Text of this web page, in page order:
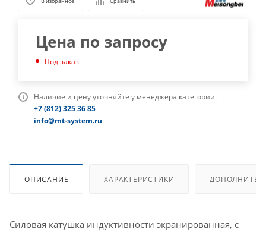
Цена по запросу
Под заказ
Наличие и цену уточняйте у менеджера категории.
+7 (812) 325 36 85
info@mt-system.ru
ОПИСАНИЕ ХАРАКТЕРИСТИКИ
Силовая катушка индуктивности экранированная, с